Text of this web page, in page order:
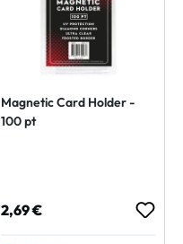
Magnetic Card Holder -
100 pt
Regulärer Preis:
2,69 €